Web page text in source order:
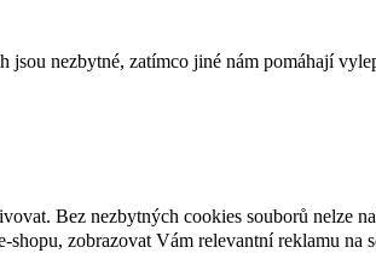
nezbytné, zatímco jiné nám pomáhají
Bez nezbytných cookies souborů nelze
zobrazovat Vám relevantní reklamu na